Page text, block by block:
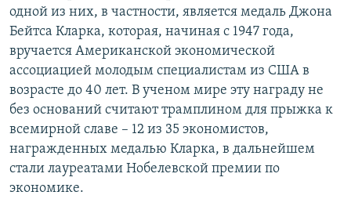
одной из них, в частности, является медаль Джона
Бейтса Кларка, которая, начиная с 1947 года,
вручается Американской экономической
ассоциацией молодым специалистам из США в
возрасте до 40 лет. В ученом мире эту награду не
без оснований считают трамплином для прыжка к
всемирной славе – 12 из 35 экономистов,
награжденных медалью Кларка, в дальнейшем
стали лауреатами Нобелевской премии по
экономике.